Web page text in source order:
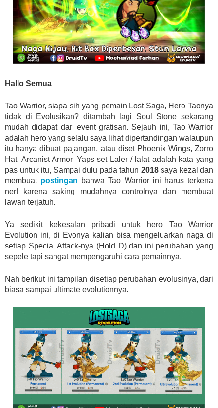
Hallo Semua
Tao Warrior, siapa sih yang pemain Lost Saga, Hero Taonya
tidak di Evolusikan? ditambah lagi Soul Stone sekarang
mudah didapat dari event gratisan. Sejauh ini, Tao Warrior
adalah hero yang selalu saya lihat dipertandingan walaupun
itu hanya dibuat pajangan, atau diset Phoenix Wings, Zorro
Hat, Arcanist Armor. Yaps set Laler / lalat adalah kata yang
pas untuk itu, Sampai dulu pada tahun 2018saya kezal dan
membuat postingan bahwa Tao Warrior ini harus terkena
nerf karena saking mudahnya controlnya dan membuat
lawan terjatuh.
Ya sedikit kekesalan pribadi untuk hero Tao Warrior
Evolution ini, di Evonya kalian bisa mengeluarkan naga di
setiap Special Attack-nya (Hold D) dan ini perubahan yang
sepele tapi sangat mempengaruhi cara pemainnya.
Nah berikut ini tampilan disetiap perubahan evolusinya, dari
biasa sampai ultimate evolutionnya.